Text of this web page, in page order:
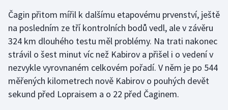
Gymnastika
Házená
Jezdectví
Judo
Čagin přitom mířil k dalšímu etapovému prvenství, ještě
na posledním ze tří kontrolních bodů vedl, ale v závěru
324 km dlouhého testu měl problémy. Na trati nakonec
strávil o šest minut víc než Kabirov a přišel i o vedení v
nezvykle vyrovnaném celkovém pořadí. V něm je po 544
měřených kilometrech nově Kabirov o pouhých devět
sekund před Lopraisem a o 22 před Čaginem.